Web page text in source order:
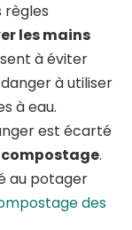
règles
les mains
à éviter
à utiliser
à eau.
est écarté
compostage.
au potager
des